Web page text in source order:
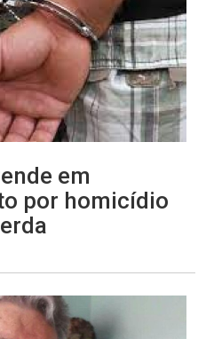
em
por homicídio